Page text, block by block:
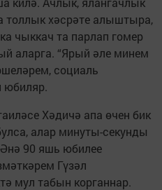
хәсрәте алыштыра,
чыккач та парлап гомер
аларга. “Ярый әле минем
социаль
юбиляр.
Хәдичә апа өчен бик
алар минуты-секунды
90 яшь юбилее
Гүзәл
мул табын корганнар.